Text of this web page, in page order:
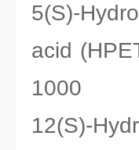
5(S)-
acid
1000
12(S)-